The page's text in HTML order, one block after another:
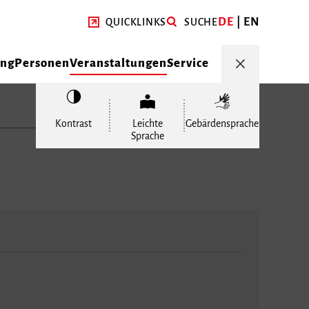
QUICKLINKS SUCHEDE EN
PersonenVeranstaltungenService
Kontrast
Leichte
Sprache
Gebärdensprache